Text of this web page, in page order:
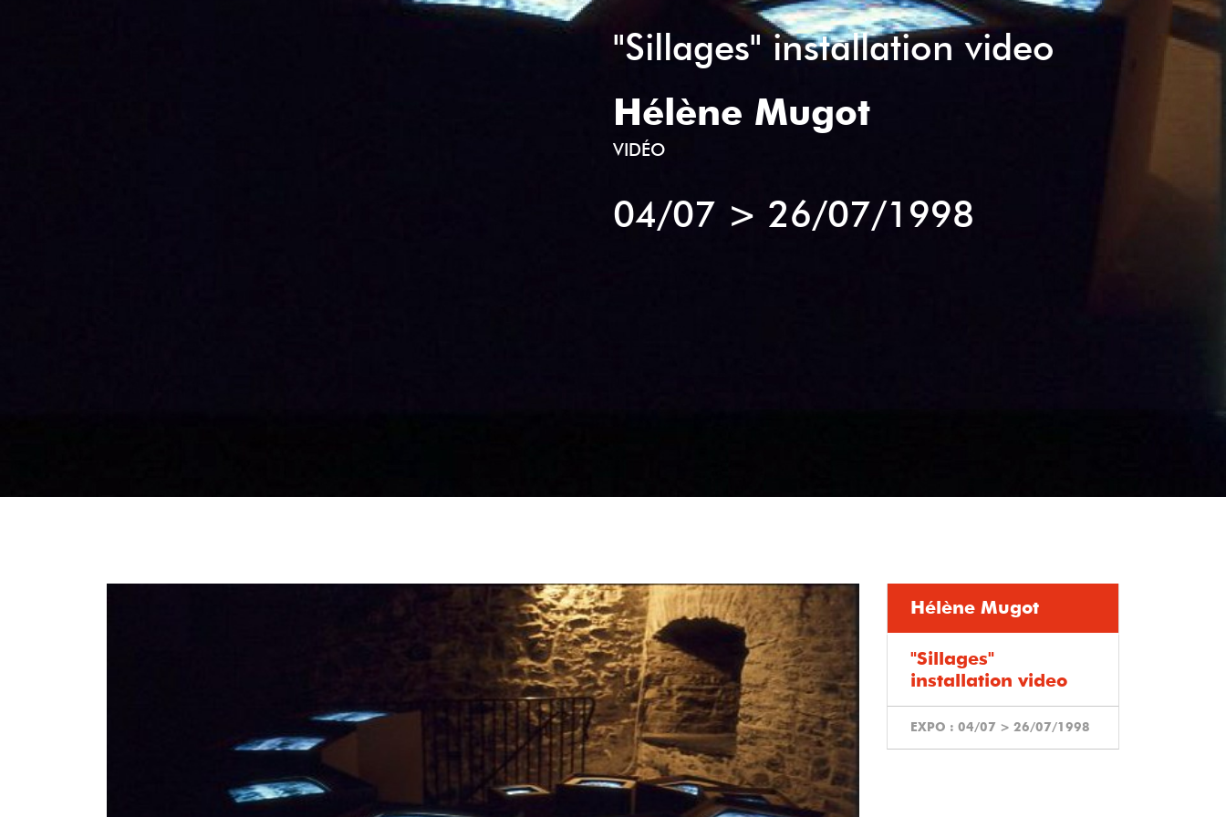
"Sillages" installation video
Hélène Mugot
VIDÉO
04/07 > 26/07/1998
Hélène Mugot
"Sillages"
installation video
EXPO : 04/07 > 26/07/1998